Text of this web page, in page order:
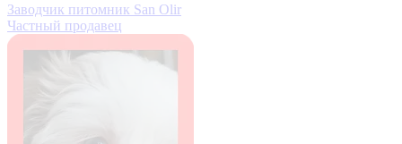
Заводчик питомник San Olir
Частный продавец